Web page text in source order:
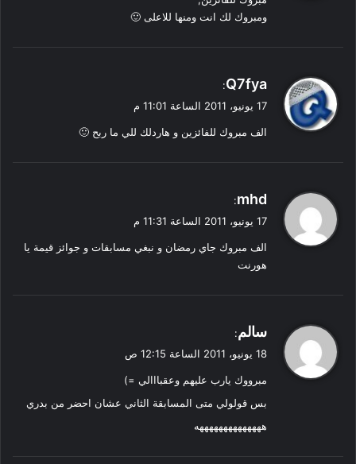
ل
ومبروك لك انت ومنها للاعلى 🙂
ي
ق
ل
Q7fya
:
17 يونيو، 2011 الساعة 11:01 م
الف مبروك للفائزين و هاردلك للي ما ربح 🙂
ي
ق
ل
mhd
:
17 يونيو، 2011 الساعة 11:31 م
الف مبروك جاي رمضان و نبغي مسابقات و جوائز قيمة يا
هورنت
ي
ق
ل
سالم:
18 يونيو، 2011 الساعة 12:15 ص
مبرووك يارب عليهم وعقبااالي =)
بس قولولي متى المسابقة الثاني عشان احضر من بدري
ههههههههههههههه